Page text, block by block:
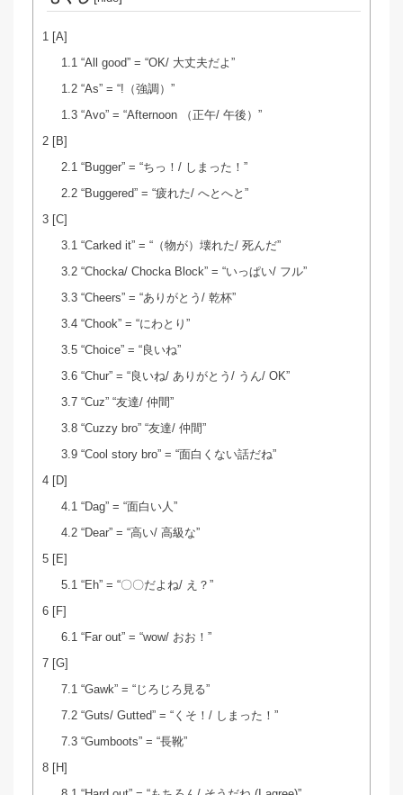
1[A]
1.1“All good” = “OK/ 大丈夫だよ”
1.2“As” = “!（強調）”
1.3“Avo” = “Afternoon （正午/ 午後）”
2[B]
2.1“Bugger” = “ちっ！/ しまった！”
2.2“Buggered” = “疲れた/ へとへと”
3[C]
3.1“Carked it” = “（物が）壊れた/ 死んだ”
3.2“Chocka/ Chocka Block” = “いっぱい/ フル”
3.3“Cheers” = “ありがとう/ 乾杯”
3.4“Chook” = “にわとり”
3.5“Choice” = “良いね”
3.6“Chur” = “良いね/ ありがとう/ うん/ OK”
3.7“Cuz” “友達/ 仲間”
3.8“Cuzzy bro” “友達/ 仲間”
3.9“Cool story bro” = “面白くない話だね”
4[D]
4.1“Dag” = “面白い人”
4.2“Dear” = “高い/ 高級な”
5[E]
5.1“Eh” = “〇〇だよね/ え？”
6[F]
6.1“Far out” = “wow/ おお！”
7[G]
7.1“Gawk” = “じろじろ見る”
7.2“Guts/ Gutted” = “くそ！/ しまった！”
7.3“Gumboots” = “長靴”
8[H]